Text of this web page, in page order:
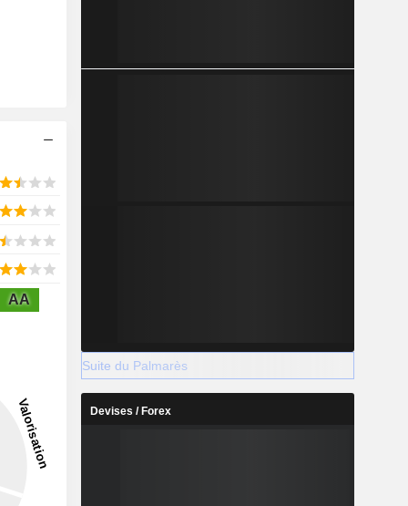
AA
Suite du Palmarès
Devises / Forex